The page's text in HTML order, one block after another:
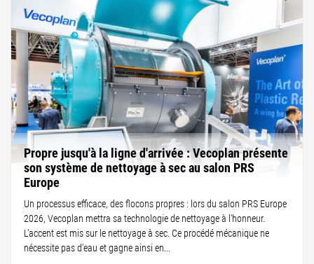
Propre jusqu'à la ligne d'arrivée : Vecoplan présente
son système de nettoyage à sec au salon PRS
Europe
Un processus efficace, des flocons propres : lors du salon PRS Europe
2026, Vecoplan mettra sa technologie de nettoyage à l'honneur.
L'accent est mis sur le nettoyage à sec. Ce procédé mécanique ne
nécessite pas d'eau et gagne ainsi en...